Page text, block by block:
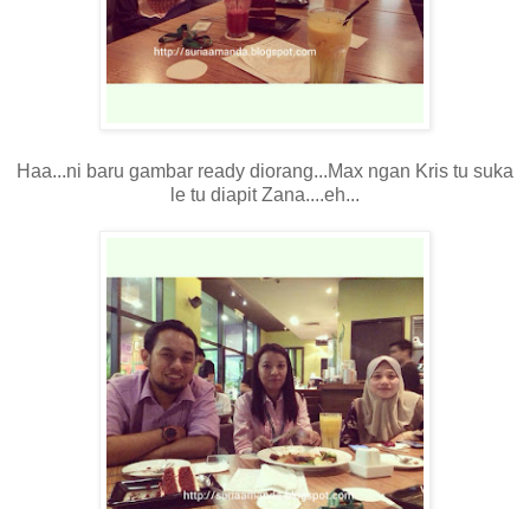
Haa...ni baru gambar ready diorang...Max ngan Kris tu suka
le tu diapit Zana....eh...